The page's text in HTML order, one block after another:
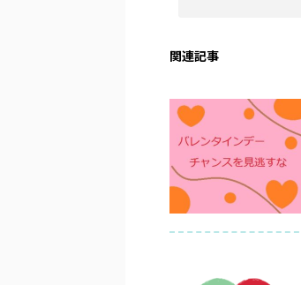
関連記事